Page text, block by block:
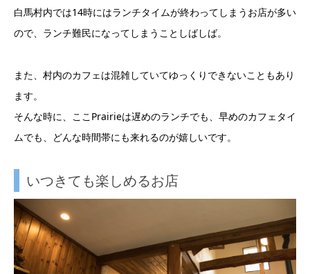
白馬村内では14時にはランチタイムが終わってしまうお店が多い
ので、ランチ難民になってしまうことしばしば。
また、村内のカフェは混雑していてゆっくりできないこともあり
ます。
そんな時に、ここPrairieは遅めのランチでも、早めのカフェタイ
ムでも、どんな時間帯にも来れるのが嬉しいです。
いつきても楽しめるお店